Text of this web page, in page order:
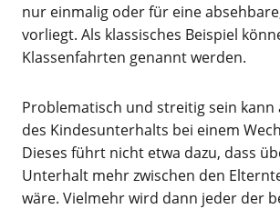
nur einmalig oder für eine
vorliegt. Als klassisches Beispiel
Klassenfahrten genannt werden.
Problematisch und streitig sein kann
des Kindesunterhalts bei einem
Dieses führt nicht etwa dazu, dass
Unterhalt mehr zwischen den
wäre. Vielmehr wird dann jeder der